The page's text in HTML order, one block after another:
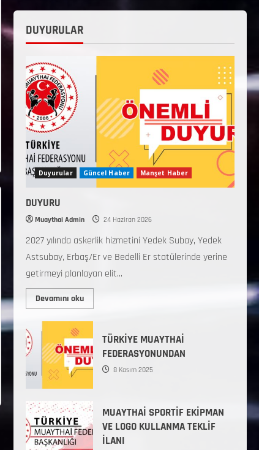
DUYURULAR
Duyurular Güncel Haber Manşet Haber
DUYURU
Muaythai Admin 24 Haziran 2026
2027 yılında askerlik hizmetini Yedek Subay, Yedek
Astsubay, Erbaş/Er ve Bedelli Er statülerinde yerine
getirmeyi planlayan elit...
Devamını oku
TÜRKİYE MUAYTHAİ
FEDERASYONUNDAN
8 Kasım 2025
MUAYTHAİ SPORTİF EKİPMAN
VE LOGO KULLANMA TEKLİF
İLANI